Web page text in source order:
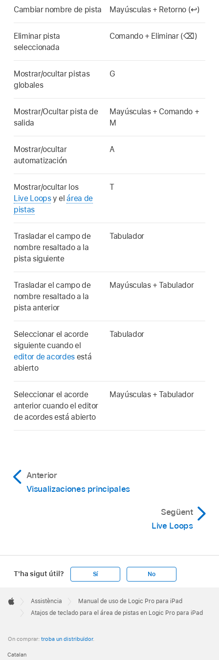
Cambiar nombre de pista Mayúsculas + Retorno (↩)
Eliminar pista
seleccionada
Comando + Eliminar (⌫)
Mostrar/ocultar pistas
globales
G
Mostrar/Ocultar pista de
salida
Mayúsculas + Comando +
M
Mostrar/ocultar
automatización
A
Mostrar/ocultar los
Live Loopsy elárea de
pistas
T
Trasladar el campo de
nombre resaltado a la
pista siguiente
Tabulador
Trasladar el campo de
nombre resaltado a la
pista anterior
Mayúsculas + Tabulador
Seleccionar el acorde
siguiente cuando el
editor de acordesestá
abierto
Tabulador
Seleccionar el acorde
anterior cuando el editor
de acordes está abierto
Mayúsculas + Tabulador
Anterior
Visualizaciones principales
Següent
Live Loops
T'ha sigut útil? Sí No
Footer

Apple
Assistència
Manual de uso de Logic Pro para iPad
Atajos de teclado para el área de pistas en Logic Pro para iPad
On comprar: troba un distribuïdor.
Catalan